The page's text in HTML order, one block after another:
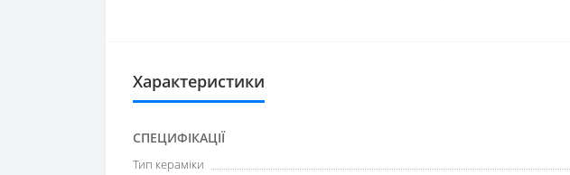
Характеристики
СПЕЦИФІКАЦІЇ
Тип кераміки